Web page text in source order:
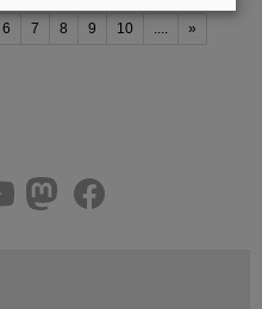
6 7 8 9 10 .... »